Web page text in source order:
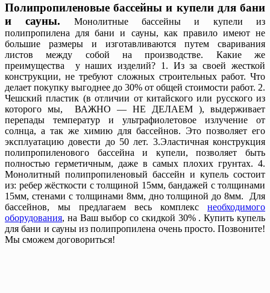
Полипропиленовые бассейны и купели для бани
и сауны. Монолитные бассейны и купели из
полипропилена для бани и сауны, как правило имеют не
большие размеры и изготавливаются путем сваривания
листов между собой на производстве. Какие же
преимущества у наших изделий? 1. Из за своей жесткой
конструкции, не требуют сложных строительных работ. Что
делает покупку выгоднее до 30% от общей стоимости работ. 2.
Чешский пластик (в отличии от китайского или русского из
которого мы, ВАЖНО — НЕ ДЕЛАЕМ ), выдерживает
перепады температур и ультрафиолетовое излучение от
солнца, а так же химию для бассейнов. Это позволяет его
эксплуатацию довести до 50 лет. 3.Эластичная конструкция
полипропиленового бассейна и купели, позволяет быть
полностью герметичным, даже в самых плохих грунтах. 4.
Монолитный полипропиленовый бассейн и купель состоит
из: ребер жёсткости с толщиной 15мм, бандажей с толщинами
15мм, стенами с толщинами 8мм, дно толщиной до 8мм. Для
бассейнов, мы предлагаем весь комплекс необходимого
оборудования, на Ваш выбор со скидкой 30% . Купить купель
для бани и сауны из полипропилена очень просто. Позвоните!
Мы сможем договориться!